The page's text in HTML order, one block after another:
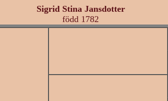
Sigrid Stina Jansdotter
född 1782